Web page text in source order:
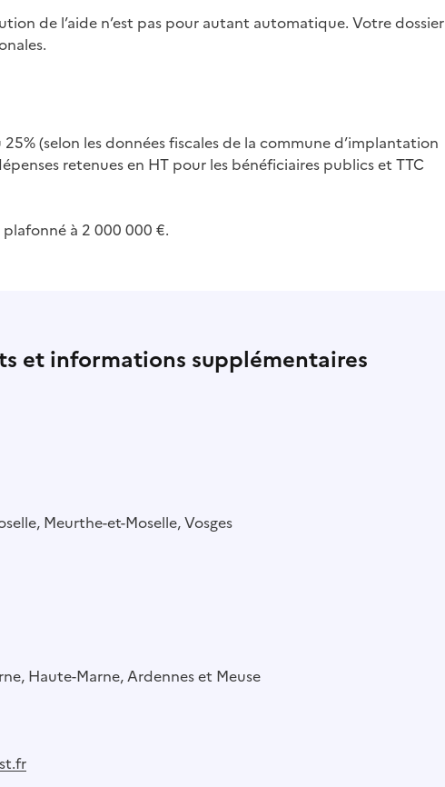
de l’aide n’est pas pour autant automatique. Votre dossier
25% (selon les données fiscales de la commune d’implantation
retenues en HT pour les bénéficiaires publics et TTC
à 2 000 000 €.
et informations supplémentaires
Meurthe-et-Moselle, Vosges
Haute-Marne, Ardennes et Meuse